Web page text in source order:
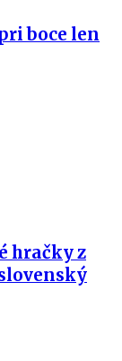
boce len
hračky z